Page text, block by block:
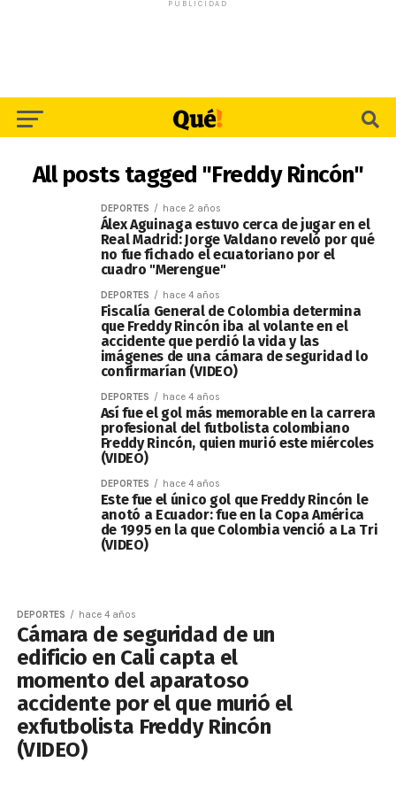
PUBLICIDAD
All posts tagged "Freddy Rincón"
DEPORTES hace 2 años
Álex Aguinaga estuvo cerca de jugar en el
Real Madrid: Jorge Valdano reveló por qué
no fue fichado el ecuatoriano por el
cuadro "Merengue"
DEPORTES hace 4 años
Fiscalía General de Colombia determina
que Freddy Rincón iba al volante en el
accidente que perdió la vida y las
imágenes de una cámara de seguridad lo
confirmarían (VIDEO)
DEPORTES hace 4 años
Así fue el gol más memorable en la carrera
profesional del futbolista colombiano
Freddy Rincón, quien murió este miércoles
(VIDEO)
DEPORTES hace 4 años
Este fue el único gol que Freddy Rincón le
anotó a Ecuador: fue en la Copa América
de 1995 en la que Colombia venció a La Tri
(VIDEO)
DEPORTES hace 4 años
Cámara de seguridad de un
edificio en Cali capta el
momento del aparatoso
accidente por el que murió el
exfutbolista Freddy Rincón
(VIDEO)